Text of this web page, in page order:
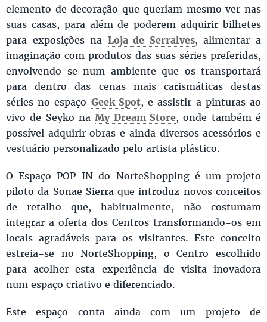
elemento de decoração que queriam mesmo ver nas
suas casas, para além de poderem adquirir bilhetes
para exposições na Loja de Serralves, alimentar a
imaginação com produtos das suas séries preferidas,
envolvendo-se num ambiente que os transportará
para dentro das cenas mais carismáticas destas
séries no espaço Geek Spot, e assistir a pinturas ao
vivo de Seyko naMy Dream Store, onde também é
possível adquirir obras e ainda diversos acessórios e
vestuário personalizado pelo artista plástico.
O Espaço POP-IN do NorteShopping é um projeto
piloto da Sonae Sierra que introduz novos conceitos
de retalho que, habitualmente, não costumam
integrar a oferta dos Centros transformando-os em
locais agradáveis para os visitantes. Este conceito
estreia-se no NorteShopping, o Centro escolhido
para acolher esta experiência de visita inovadora
num espaço criativo e diferenciado.
Este espaço conta ainda com um projeto de